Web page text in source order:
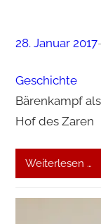
28. Januar 2017
Geschichte
Bärenkampf
Hof des Zaren
Weiterlesen …